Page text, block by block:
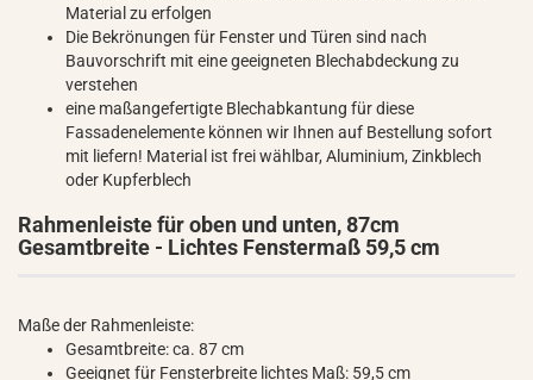
Material zu erfolgen
Die Bekrönungen für Fenster und Türen sind nach
Bauvorschrift mit eine geeigneten Blechabdeckung zu
verstehen
eine maßangefertigte Blechabkantung für diese
Fassadenelemente können wir Ihnen auf Bestellung sofort
mit liefern! Material ist frei wählbar, Aluminium, Zinkblech
oder Kupferblech
Rahmenleiste für oben und unten, 87cm
Gesamtbreite - Lichtes Fenstermaß 59,5 cm
Maße der Rahmenleiste:
Gesamtbreite: ca. 87 cm
Geeignet für Fensterbreite lichtes Maß: 59,5 cm